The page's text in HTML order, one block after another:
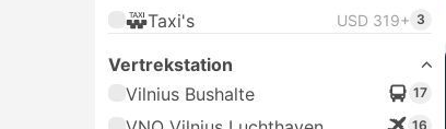
Taxi's USD 319+ 3
Vertrekstation
Vilnius Bushalte
17
16